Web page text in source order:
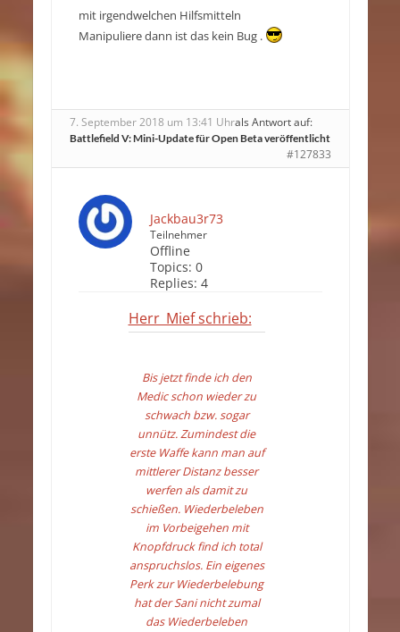
mit irgendwelchen Hilfsmitteln
Manipuliere dann ist das kein Bug .
7. September 2018 um 13:41 Uhrals Antwort auf:
Battlefield V: Mini-Update für Open Beta veröffentlicht
#127833
Jackbau3r73
Teilnehmer
Offline
Topics: 0
Replies: 4
Herr_Mief schrieb:
Bis jetzt finde ich den
Medic schon wieder zu
schwach bzw. sogar
unnütz. Zumindest die
erste Waffe kann man auf
mittlerer Distanz besser
werfen als damit zu
schießen. Wiederbeleben
im Vorbeigehen mit
Knopfdruck find ich total
anspruchslos. Ein eigenes
Perk zur Wiederbelebung
hat der Sani nicht zumal
das Wiederbeleben